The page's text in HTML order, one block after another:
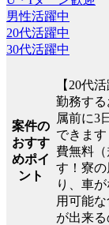
男性活躍中
20代活躍中
30代活躍中
案件の
おすす
めポイ
ント
【20代
勤務す
属前に3
できま
費無料
す！寮
り、車
用可能
が出来